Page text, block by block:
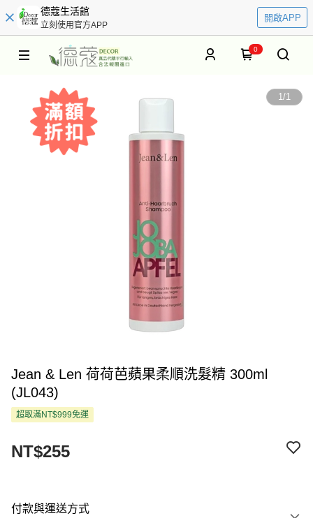
德蔻生活館
立刻使用官方APP
開啟APP
0
1/1
Jean & Len 荷荷芭蘋果柔順洗髮精 300ml
(JL043)
超取滿NT$999免運
NT$255
付款與運送方式